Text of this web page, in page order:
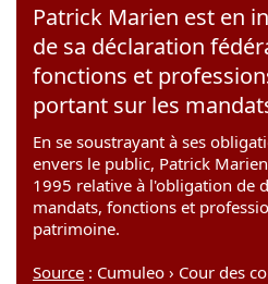
Patrick Marien est en
de sa déclaration
fonctions et
portant sur les
En se soustrayant à ses
envers le public, Patrick
1995 relative à l'obligation de
mandats, fonctions et
patrimoine.
Source : Cumuleo › Cour des